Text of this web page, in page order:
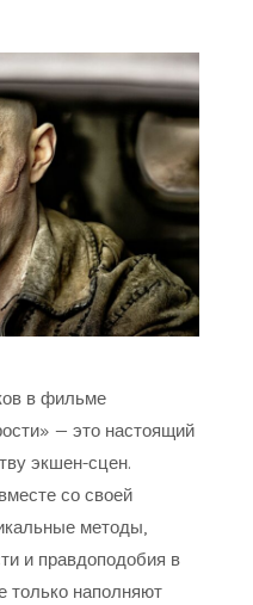
в фильме
— это настоящий
экшен-сцен.
со своей
методы,
и правдоподобия в
только наполняют